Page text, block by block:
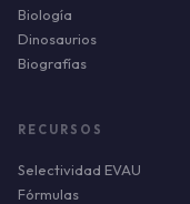
Biología
Dinosaurios
Biografías
RECURSOS
Selectividad EVAU
Fórmulas